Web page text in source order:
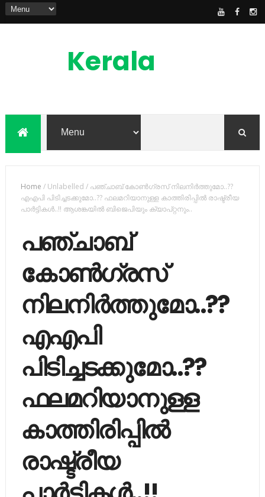
Kerala
Feed
Home /Unlabelled / പഞ്ചാബ് കോണ്‍ഗ്രസ് നിലനിര്‍ത്തുമോ..??
എഎപി പിടിച്ചടക്കുമോ..?? ഫലമറിയാനുള്ള കാത്തിരിപ്പില്‍ രാഷ്ട്രീയ
പാര്‍ട്ടികൾ..!! ആശങ്കയിൽ ബിജെപിയും ക്യാപ്റ്റനും..
പഞ്ചാബ്
കോണ്‍ഗ്രസ്
നിലനിര്‍ത്തുമോ..??
എഎപി
പിടിച്ചടക്കുമോ..??
ഫലമറിയാനുള്ള
കാത്തിരിപ്പില്‍
രാഷ്ട്രീയ